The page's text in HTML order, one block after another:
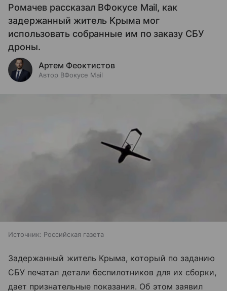
Ромачев рассказал ВФокусе Mail, как
задержанный житель Крыма мог
использовать собранные им по заказу СБУ
дроны.
Артем Феоктистов
Автор ВФокусе Mail
Источник: Российская газета
Задержанный житель Крыма, который по заданию
СБУ печатал детали беспилотников для их сборки,
дает признательные показания. Об этом заявил